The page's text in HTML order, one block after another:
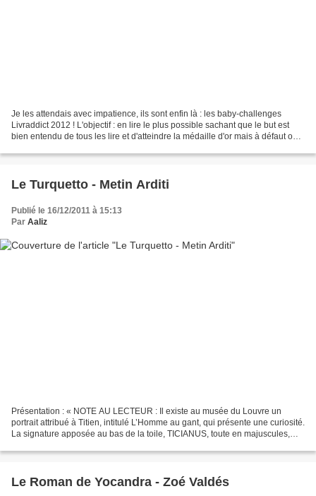
Je les attendais avec impatience, ils sont enfin là : les baby-challenges
Livraddict 2012 ! L'objectif : en lire le plus possible sachant que le but est
bien entendu de tous les lire et d'atteindre la médaille d'or mais à défaut on
Le Turquetto - Metin Arditi
Publié le 16/12/2011 à 15:13
Par Aaliz
Présentation : « NOTE AU LECTEUR : Il existe au musée du Louvre un
portrait attribué à Titien, intitulé L’Homme au gant, qui présente une curiosité.
La signature apposée au bas de la toile, TICIANUS, toute en majuscules,
Le Roman de Yocandra - Zoé Valdés